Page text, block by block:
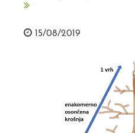
15/08/2019